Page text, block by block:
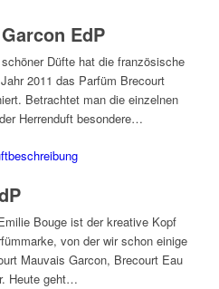
EdP
Düfte hat die französische
2011 das Parfüm Brecourt
Betrachtet man die einzelnen
Herrenduft besondere…
Bouge ist der kreative Kopf
von der wir schon einige
Mauvais Garcon, Brecourt Eau
Heute geht…